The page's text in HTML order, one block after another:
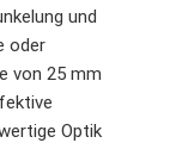
und
oder
von 25 mm
Optik